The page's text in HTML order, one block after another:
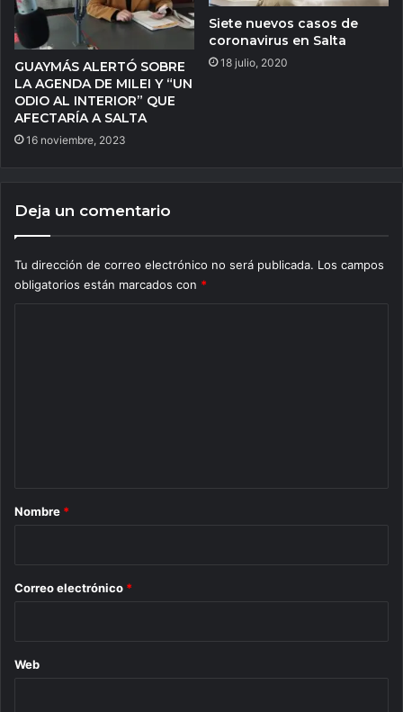
GUAYMÁS ALERTÓ SOBRE
LA AGENDA DE MILEI Y “UN
ODIO AL INTERIOR” QUE
AFECTARÍA A SALTA
16 noviembre, 2023
Siete nuevos casos de
coronavirus en Salta
18 julio, 2020
Deja un comentario
Tu dirección de correo electrónico no será publicada. Los campos
obligatorios están marcados con *
r
*
Nombre *
Correo electrónico *
Web